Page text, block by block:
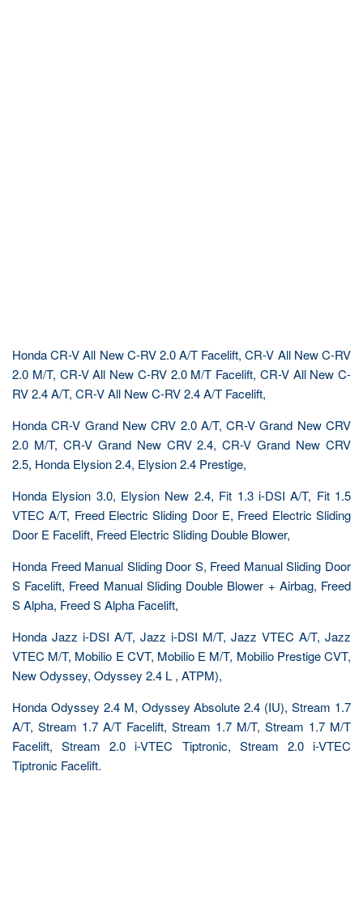
Honda CR-V All New C-RV 2.0 A/T Facelift, CR-V All New C-RV
2.0 M/T, CR-V All New C-RV 2.0 M/T Facelift, CR-V All New C-
RV 2.4 A/T, CR-V All New C-RV 2.4 A/T Facelift,
Honda CR-V Grand New CRV 2.0 A/T, CR-V Grand New CRV
2.0 M/T, CR-V Grand New CRV 2.4, CR-V Grand New CRV
2.5, Honda Elysion 2.4, Elysion 2.4 Prestige,
Honda Elysion 3.0, Elysion New 2.4, Fit 1.3 i-DSI A/T, Fit 1.5
VTEC A/T, Freed Electric Sliding Door E, Freed Electric Sliding
Door E Facelift, Freed Electric Sliding Double Blower,
Honda Freed Manual Sliding Door S, Freed Manual Sliding Door
S Facelift, Freed Manual Sliding Double Blower + Airbag, Freed
S Alpha, Freed S Alpha Facelift,
Honda Jazz i-DSI A/T, Jazz i-DSI M/T, Jazz VTEC A/T, Jazz
VTEC M/T, Mobilio E CVT, Mobilio E M/T, Mobilio Prestige CVT,
New Odyssey, Odyssey 2.4 L , ATPM),
Honda Odyssey 2.4 M, Odyssey Absolute 2.4 (IU), Stream 1.7
A/T, Stream 1.7 A/T Facelift, Stream 1.7 M/T, Stream 1.7 M/T
Facelift, Stream 2.0 i-VTEC Tiptronic, Stream 2.0 i-VTEC
Tiptronic Facelift.